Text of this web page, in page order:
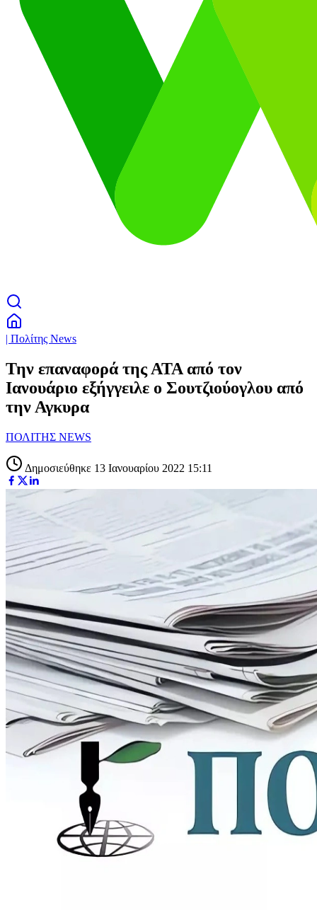
| Πολίτης News
Την επαναφορά της ΑΤΑ από τον
Ιανουάριο εξήγγειλε ο Σουτζιούογλου από
την Αγκυρα
ΠΟΛΙΤΗΣ NEWS
Δημοσιεύθηκε 13 Ιανουαρίου 2022 15:11